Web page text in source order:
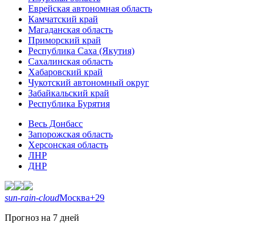
Еврейская автономная область
Камчатский край
Магаданская область
Приморский край
Республика Саха (Якутия)
Сахалинская область
Хабаровский край
Чукотский автономный округ
Забайкальский край
Республика Бурятия
Весь Донбасс
Запорожская область
Херсонская область
ЛНР
ДНР
sun-rain-cloudМосква+29
Прогноз на 7 дней